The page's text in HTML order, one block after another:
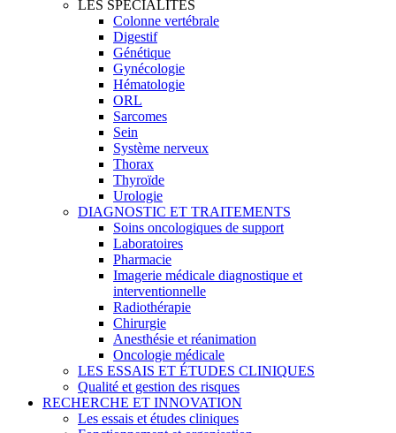
LES SPÉCIALITÉS
Colonne vertébrale
Digestif
Génétique
Gynécologie
Hématologie
ORL
Sarcomes
Sein
Système nerveux
Thorax
Thyroïde
Urologie
DIAGNOSTIC ET TRAITEMENTS
Soins oncologiques de support
Laboratoires
Pharmacie
Imagerie médicale diagnostique et
interventionnelle
Radiothérapie
Chirurgie
Anesthésie et réanimation
Oncologie médicale
LES ESSAIS ET ÉTUDES CLINIQUES
Qualité et gestion des risques
RECHERCHE ET INNOVATION
Les essais et études cliniques